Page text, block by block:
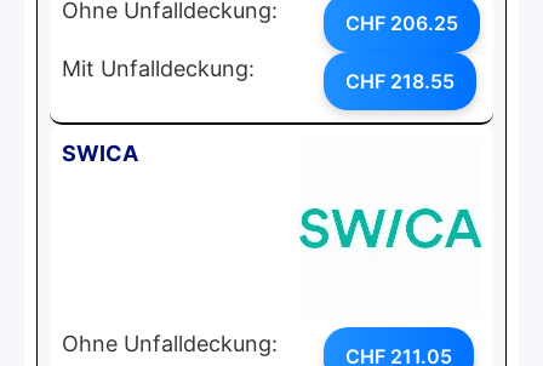
Ohne Unfalldeckung: CHF 206.25
Mit Unfalldeckung: CHF 218.55
SWICA
Ohne Unfalldeckung: CHF 211.05